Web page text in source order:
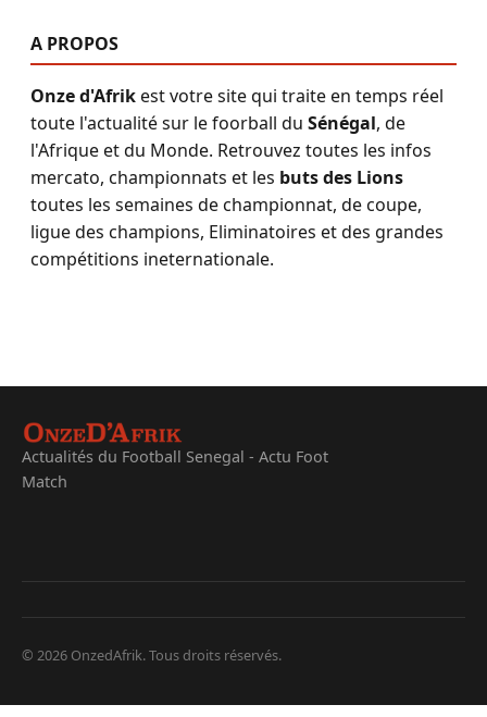
A PROPOS
Onze d'Afrikest votre site qui traite en temps réel
toute l'actualité sur le foorball du Sénégal, de
l'Afrique et du Monde. Retrouvez toutes les infos
mercato, championnats et les buts des Lions
toutes les semaines de championnat, de coupe,
ligue des champions, Eliminatoires et des grandes
compétitions ineternationale.
Actualités du Football Senegal - Actu Foot
Match
© 2026 OnzedAfrik. Tous droits réservés.